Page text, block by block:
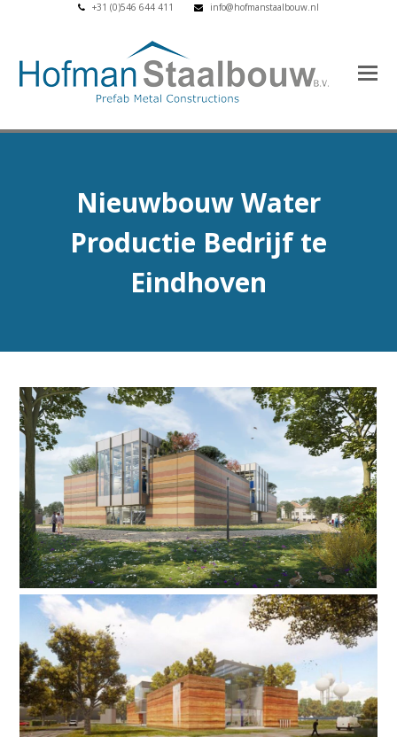
+31 (0)546 644 411 info@hofmanstaalbouw.nl
Nieuwbouw Water
Productie Bedrijf te
Eindhoven